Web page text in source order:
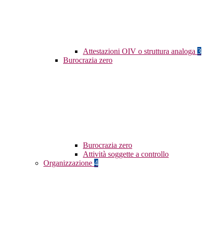
Attestazioni OIV o struttura analoga 3
Burocrazia zero
Burocrazia zero
Attività soggette a controllo
Organizzazione 4